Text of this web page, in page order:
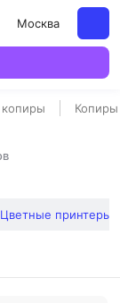
Москва
Цветные принтеры